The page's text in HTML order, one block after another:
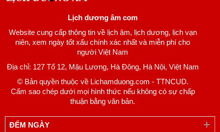
Lịch dương âm com
Website cung cấp thông tin về lịch âm, lịch dương, lịch vạn
niên, xem ngày tốt xấu chính xác nhất và miễn phí cho
người Việt Nam
Địa chỉ: 127 Tổ 12, Mậu Lương, Hà Đông, Hà Nội, Việt Nam
© Bản quyền thuộc về Lichamduong.com - TTNCUD.
Cấm sao chép dưới mọi hình thức nếu không có sự chấp
thuận bằng văn bản.
ĐẾM NGÀY